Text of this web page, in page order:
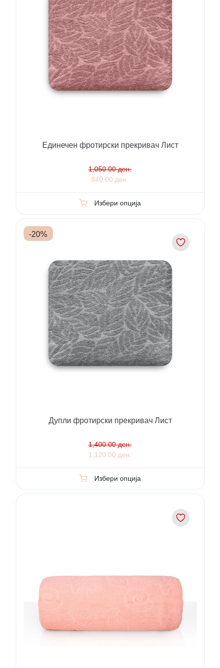
Единечен фротирски прекривач Лист
1,050.00 ден.
840.00 ден.
Избери опција
-20%
Дупли фротирски прекривач Лист
1,400.00 ден.
1,120.00 ден.
Избери опција